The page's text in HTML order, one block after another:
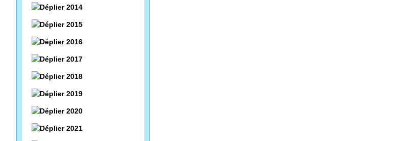
2014
2015
2016
2017
2018
2019
2020
2021